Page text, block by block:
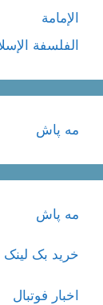
الإمامة
الفلسفة
مه پاش
مه پاش
خرید بک لینک
اخبار فوتبال